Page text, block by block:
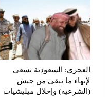
العجري: السعودية تسعى
لإنهاء ما تبقى من جيش
(الشرعية) وإحلال ميليشيات